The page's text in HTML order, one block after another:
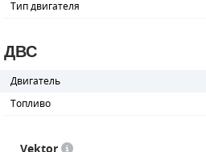
Тип двигателя
ДВС
Двигатель
Топливо
ДЕТАЛИ СПИРАЛЬНЫХ КОМПРЕССОРОВ
ДЕТАЛИ ПОГРУЖНЫХ НАСОСОВ
ДЛЯ ВАКУУМНЫХ НАСОСОВ